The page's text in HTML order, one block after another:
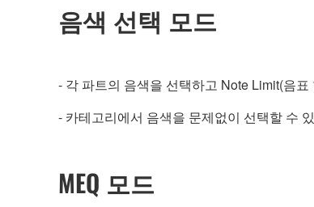
음색 선택 모드
- 각 파트의 음색을 선택하고 Note Limit(음
- 카테고리에서 음색을 문제없이 선택할 수
MEQ 모드